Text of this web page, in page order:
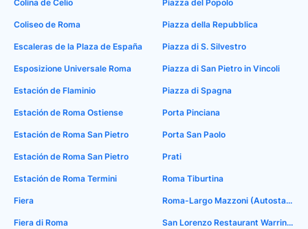
Colina de Celio
Coliseo de Roma
Escaleras de la Plaza de España
Esposizione Universale Roma
Estación de Flaminio
Estación de Roma Ostiense
Estación de Roma San Pietro
Estación de Roma San Pietro
Estación de Roma Termini
Fiera
Fiera di Roma
Piazza del Popolo
Piazza della Repubblica
Piazza di S. Silvestro
Piazza di San Pietro in Vincoli
Piazza di Spagna
Porta Pinciana
Porta San Paolo
Prati
Roma Tiburtina
Roma-Largo Mazzoni (Autostaz.Tiburtina)
San Lorenzo Restaurant Warrington